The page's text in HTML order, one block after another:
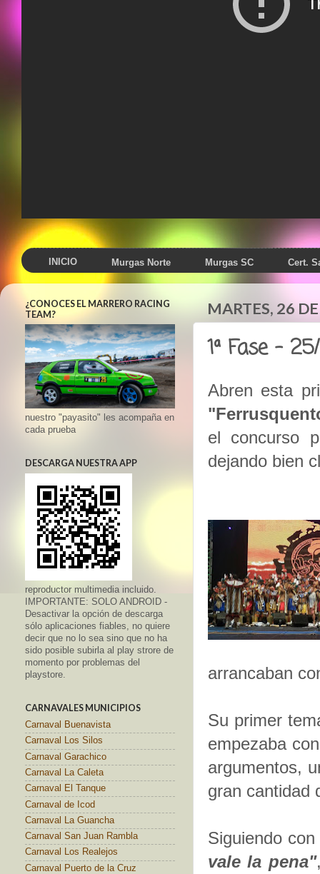
INICIO Murgas Norte Murgas SC Cert.
MARTES, 26
1ª Fase -
Abren esta
el concurso
dejando bien
arrancaban
Su primer
empezaba
argumentos,
gran cantidad
Siguiendo
vale la pena"
¿CONOCES EL MARRERO RACING
TEAM?
nuestro "payasito" les acompaña en
cada prueba
DESCARGA NUESTRA APP
reproductor multimedia incluido.
IMPORTANTE: SOLO ANDROID -
Desactivar la opción de descarga
sólo aplicaciones fiables, no quiere
decir que no lo sea sino que no ha
sido posible subirla al play strore de
momento por problemas del
playstore.
CARNAVALES MUNICIPIOS
Carnaval Buenavista
Carnaval Los Silos
Carnaval Garachico
Carnaval La Caleta
Carnaval El Tanque
Carnaval de Icod
Carnaval La Guancha
Carnaval San Juan Rambla
Carnaval Los Realejos
Carnaval Puerto de la Cruz